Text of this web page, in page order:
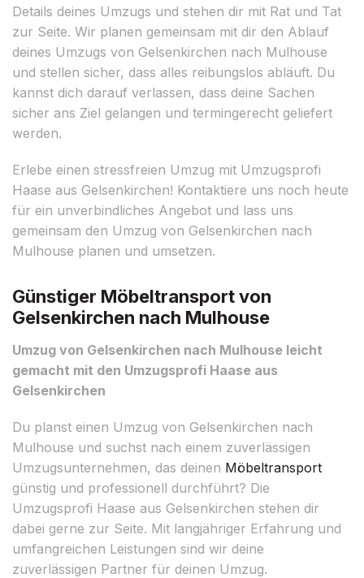
Details deines Umzugs und stehen dir mit Rat und Tat
zur Seite. Wir planen gemeinsam mit dir den Ablauf
deines Umzugs von Gelsenkirchen nach Mulhouse
und stellen sicher, dass alles reibungslos abläuft. Du
kannst dich darauf verlassen, dass deine Sachen
sicher ans Ziel gelangen und termingerecht geliefert
werden.
Erlebe einen stressfreien Umzug mit Umzugsprofi
Haase aus Gelsenkirchen! Kontaktiere uns noch heute
für ein unverbindliches Angebot und lass uns
gemeinsam den Umzug von Gelsenkirchen nach
Mulhouse planen und umsetzen.
Günstiger Möbeltransport von
Gelsenkirchen nach Mulhouse
Umzug von Gelsenkirchen nach Mulhouse leicht
gemacht mit den Umzugsprofi Haase aus
Gelsenkirchen
Du planst einen Umzug von Gelsenkirchen nach
Mulhouse und suchst nach einem zuverlässigen
Umzugsunternehmen, das deinen Möbeltransport
günstig und professionell durchführt? Die
Umzugsprofi Haase aus Gelsenkirchen stehen dir
dabei gerne zur Seite. Mit langjähriger Erfahrung und
umfangreichen Leistungen sind wir deine
zuverlässigen Partner für deinen Umzug.